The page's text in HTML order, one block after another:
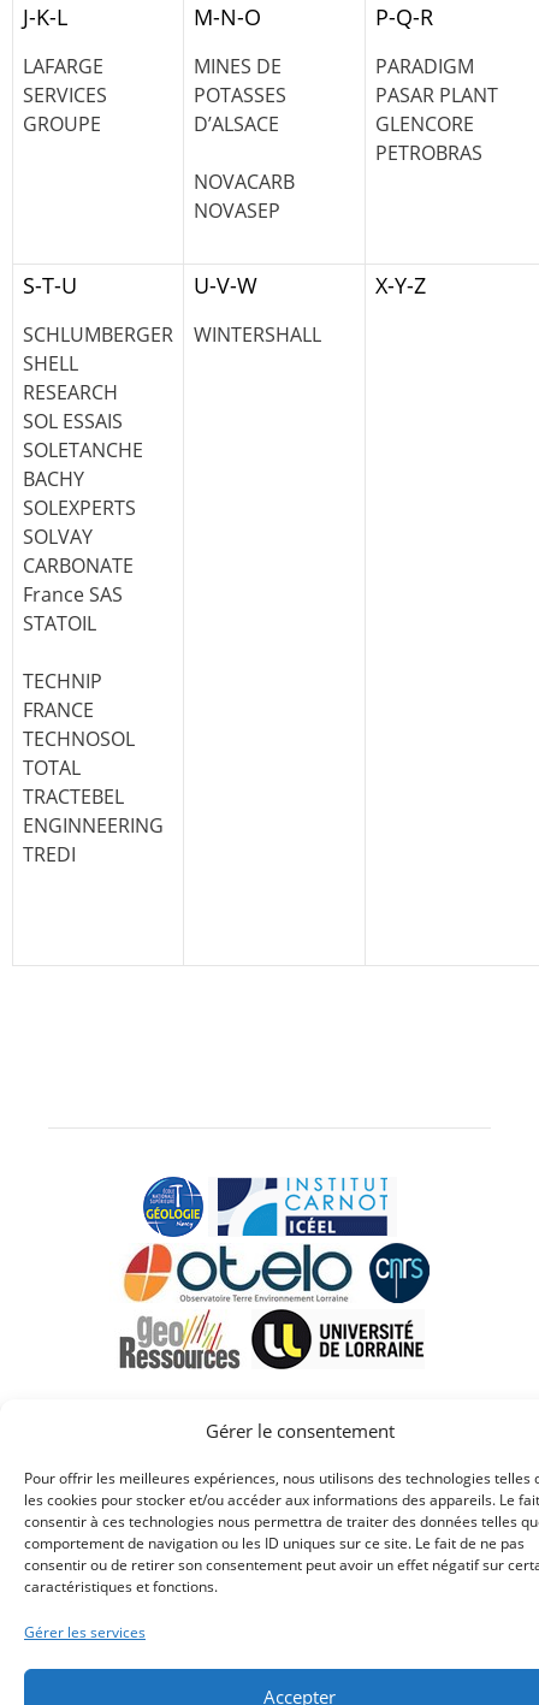
Gérer le consentement
Pour offrir les meilleures expériences, nous utilisons des technologies telles
les cookies pour stocker et/ou accéder aux informations des appareils. Le
consentir à ces technologies nous permettra de traiter des données telles
comportement de navigation ou les ID uniques sur ce site. Le fait de ne pas
consentir ou de retirer son consentement peut avoir un effet négatif sur
caractéristiques et fonctions.
Gérer les services
Accepter
J-K-L
LAFARGE
SERVICES
GROUPE
M-N-O
MINES DE
POTASSES
D’ALSACE
NOVACARB
NOVASEP
P-Q-R
PARADIGM
PASAR PLANT
GLENCORE
PETROBRAS
S-T-U
SCHLUMBERGER
SHELL
RESEARCH
SOL ESSAIS
SOLETANCHE
BACHY
SOLEXPERTS
SOLVAY
CARBONATE
France SAS
STATOIL
TECHNIP
FRANCE
TECHNOSOL
TOTAL
TRACTEBEL
ENGINNEERING
TREDI
U-V-W
WINTERSHALL
X-Y-Z
légales-Déclaration d'accessibilité